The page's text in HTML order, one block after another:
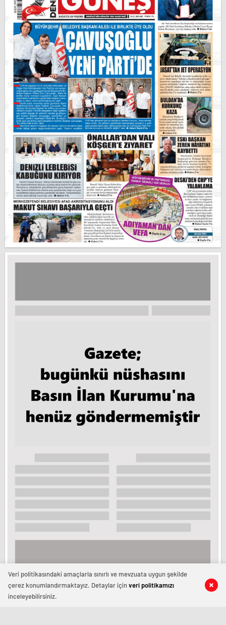
Tüm Hakları Saklıdır. Horoz Gazetesi - Copyright © 2024
Veri politikasındaki amaçlarla sınırlı ve mevzuata uygun şekilde
çerez konumlandırmaktayız. Detaylar içinveri politikamızı
inceleyebilirsiniz.